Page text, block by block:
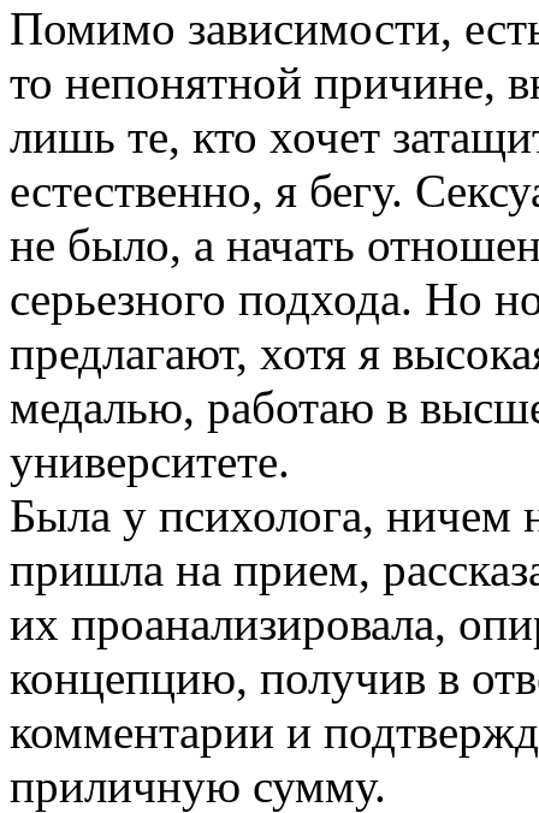
Помимо зависимости,
то непонятной причине,
лишь те, кто хочет
естественно, я бегу.
не было, а начать
серьезного подхода. Но
предлагают, хотя я
медалью, работаю в
университете.
Была у психолога, ничем
пришла на прием,
их проанализировала,
концепцию, получив в
комментарии и
приличную сумму.